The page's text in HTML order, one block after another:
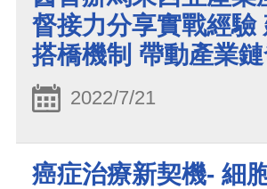
督接力分享實戰經驗
搭橋機制 帶動產業
2022/7/21
癌症治療新契機- 細